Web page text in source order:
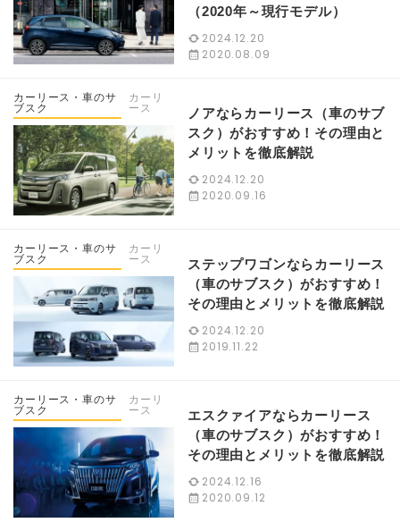
（2020年～現行モデル）
2024.12.20
2020.08.09
カーリース・車のサ
ブスク
カーリ
ース
ノアならカーリース（車のサブ
スク）がおすすめ！その理由と
メリットを徹底解説
2024.12.20
2020.09.16
カーリース・車のサ
ブスク
カーリ
ース
ステップワゴンならカーリース
（車のサブスク）がおすすめ！
その理由とメリットを徹底解説
2024.12.20
2019.11.22
カーリース・車のサ
ブスク
カーリ
ース
エスクァイアならカーリース
（車のサブスク）がおすすめ！
その理由とメリットを徹底解説
2024.12.16
2020.09.12